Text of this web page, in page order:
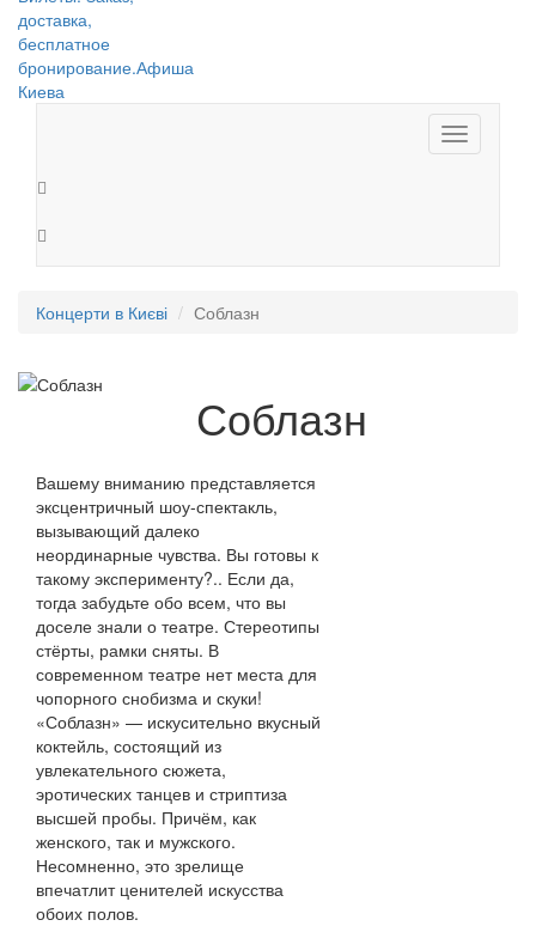
Toggle
navigation
Концерти в Києві Соблазн
Соблазн
Вашему вниманию представляется
эксцентричный шоу-спектакль,
вызывающий далеко
неординарные чувства. Вы готовы к
такому эксперименту?.. Если да,
тогда забудьте обо всем, что вы
доселе знали о театре. Стереотипы
стёрты, рамки сняты. В
современном театре нет места для
чопорного снобизма и скуки!
«Соблазн» — искусительно вкусный
коктейль, состоящий из
увлекательного сюжета,
эротических танцев и стриптиза
высшей пробы. Причём, как
женского, так и мужского.
Несомненно, это зрелище
впечатлит ценителей искусства
обоих полов.